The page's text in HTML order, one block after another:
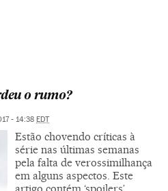
o rumo?
- 14:38 EDT
Estão chovendo críticas à
série nas últimas semanas
pela falta de verossimilhança
em alguns aspectos. Este